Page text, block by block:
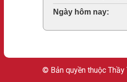
Total Users:
© Bản quyền thuộc Thầy